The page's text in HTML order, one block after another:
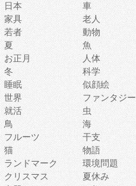
日本
車
家具
老人
若者
動物
夏
魚
お正月
人体
冬
科学
睡眠
似顔絵
世界
ファンタジー
就活
虫
鳥
海
フルーツ
干支
猫
物語
ランドマーク
環境問題
クリスマス
夏休み